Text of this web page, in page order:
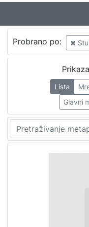
Probrano po:
Lista
Glavni